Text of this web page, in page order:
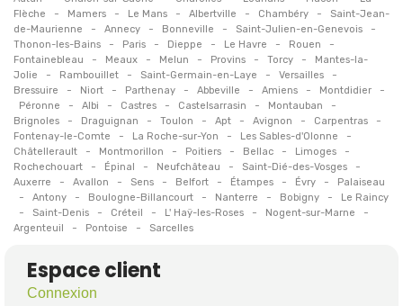
Flèche
- Mamers - Le Mans - Albertville - Chambéry -
Saint-Jean-
de-Maurienne
- Annecy - Bonneville - Saint-Julien-en-Genevois -
Thonon-les-Bains - Paris - Dieppe - Le Havre - Rouen -
Fontainebleau - Meaux - Melun - Provins - Torcy -
Mantes-la-
Jolie
- Rambouillet - Saint-Germain-en-Laye - Versailles -
Bressuire - Niort - Parthenay - Abbeville - Amiens - Montdidier -
Péronne - Albi - Castres - Castelsarrasin - Montauban -
Brignoles - Draguignan - Toulon - Apt - Avignon - Carpentras -
Fontenay-le-Comte - La Roche-sur-Yon - Les Sables-d'Olonne -
Châtellerault - Montmorillon - Poitiers - Bellac - Limoges -
Rochechouart - Épinal - Neufchâteau - Saint-Dié-des-Vosges -
Auxerre - Avallon - Sens - Belfort - Étampes - Évry - Palaiseau
- Antony - Boulogne-Billancourt - Nanterre - Bobigny - Le Raincy
- Saint-Denis - Créteil - L' Haÿ-les-Roses - Nogent-sur-Marne -
Argenteuil - Pontoise - Sarcelles
Espace client
Connexion